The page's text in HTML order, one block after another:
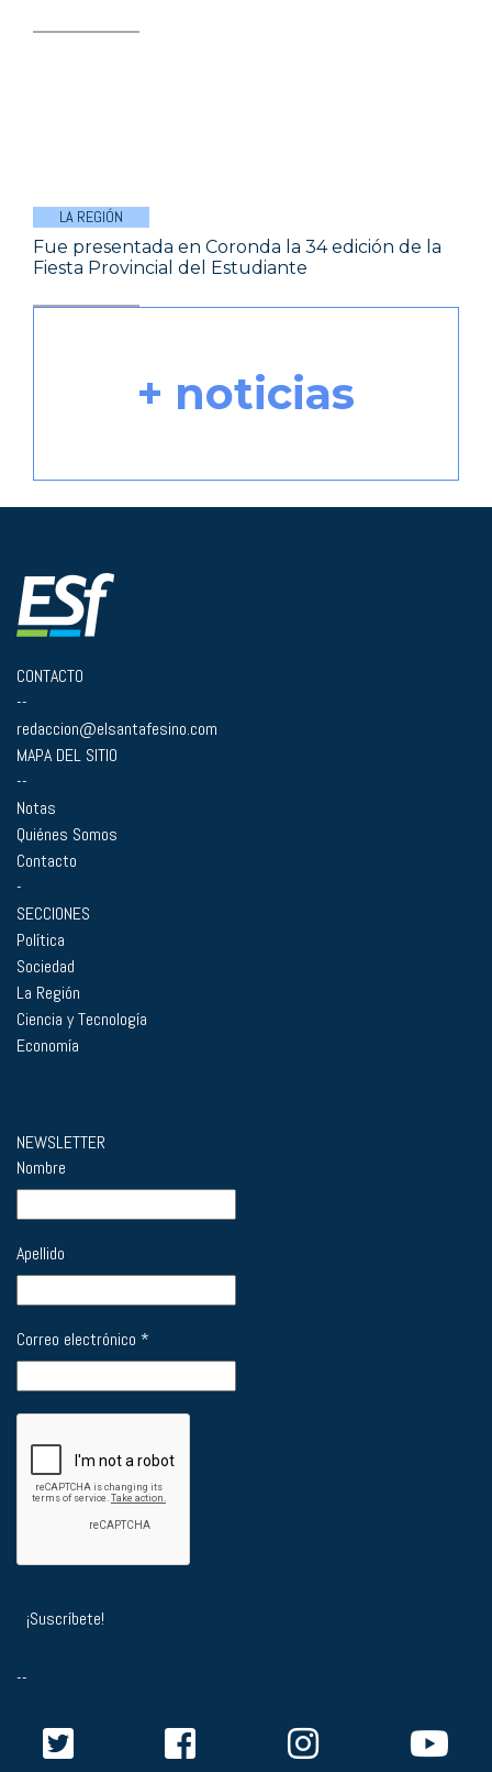
LA REGIÓN
Fue presentada en Coronda la 34 edición de la
Fiesta Provincial del Estudiante
+ noticias
CONTACTO
--
redaccion@elsantafesino.com
MAPA DEL SITIO
--
Notas
Quiénes Somos
Contacto
-
SECCIONES
Política
Sociedad
La Región
Ciencia y Tecnología
Economía
NEWSLETTER
Nombre
Apellido
Correo electrónico *
--